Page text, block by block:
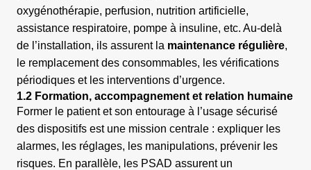
oxygénothérapie, perfusion, nutrition artificielle,
assistance respiratoire, pompe à insuline, etc. Au-delà
de l’installation, ils assurent la maintenance régulière,
le remplacement des consommables, les vérifications
périodiques et les interventions d’urgence.
1.2 Formation, accompagnement et relation humaine
Former le patient et son entourage à l’usage sécurisé
des dispositifs est une mission centrale : expliquer les
alarmes, les réglages, les manipulations, prévenir les
risques. En parallèle, les PSAD assurent un